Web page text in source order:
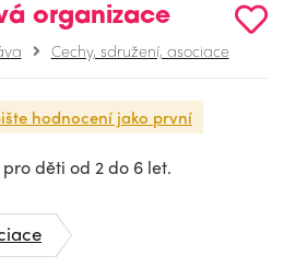
organizace
Cechy, sdružení, asociace
hodnocení jako první
děti od 2 do 6 let.